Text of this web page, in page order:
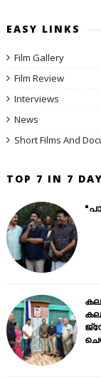
EASY LINKS
Film Gallery
Film Review
Interviews
News
Short Films And
TOP 7 IN 7